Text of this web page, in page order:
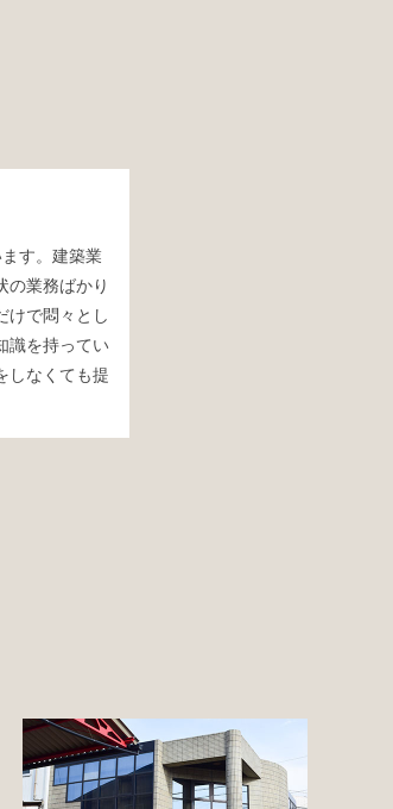
す。建築業
の業務ばかり
けで悶々とし
識を持ってい
しなくても提